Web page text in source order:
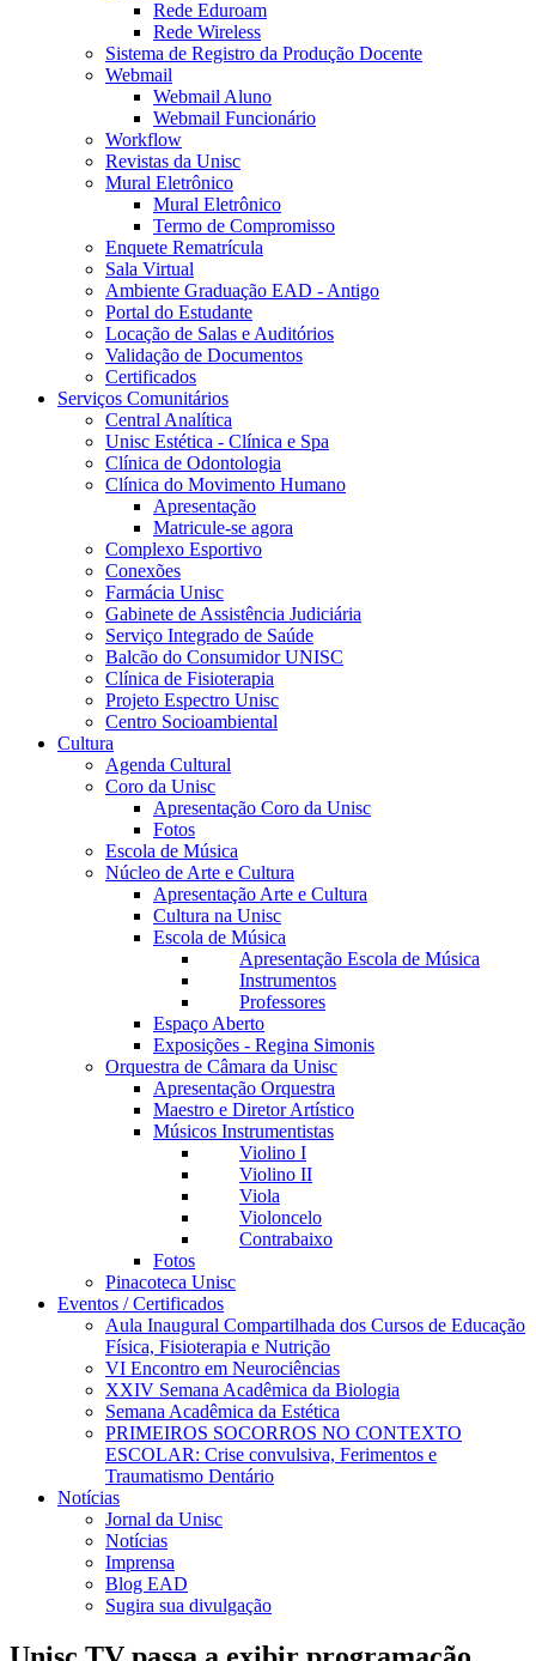
Rede Eduroam
Rede Wireless
Sistema de Registro da Produção Docente
Webmail
Webmail Aluno
Webmail Funcionário
Workflow
Revistas da Unisc
Mural Eletrônico
Mural Eletrônico
Termo de Compromisso
Enquete Rematrícula
Sala Virtual
Ambiente Graduação EAD - Antigo
Portal do Estudante
Locação de Salas e Auditórios
Validação de Documentos
Certificados
Serviços Comunitários
Central Analítica
Unisc Estética - Clínica e Spa
Clínica de Odontologia
Clínica do Movimento Humano
Apresentação
Matricule-se agora
Complexo Esportivo
Conexões
Farmácia Unisc
Gabinete de Assistência Judiciária
Serviço Integrado de Saúde
Balcão do Consumidor UNISC
Clínica de Fisioterapia
Projeto Espectro Unisc
Centro Socioambiental
Cultura
Agenda Cultural
Coro da Unisc
Apresentação Coro da Unisc
Fotos
Escola de Música
Núcleo de Arte e Cultura
Apresentação Arte e Cultura
Cultura na Unisc
Escola de Música
Apresentação Escola de Música
Instrumentos
Professores
Espaço Aberto
Exposições - Regina Simonis
Orquestra de Câmara da Unisc
Apresentação Orquestra
Maestro e Diretor Artístico
Músicos Instrumentistas
Violino I
Violino II
Viola
Violoncelo
Contrabaixo
Fotos
Pinacoteca Unisc
Eventos / Certificados
Aula Inaugural Compartilhada dos Cursos de Educação
Física, Fisioterapia e Nutrição
VI Encontro em Neurociências
XXIV Semana Acadêmica da Biologia
Semana Acadêmica da Estética
PRIMEIROS SOCORROS NO CONTEXTO
ESCOLAR: Crise convulsiva, Ferimentos e
Traumatismo Dentário
Notícias
Jornal da Unisc
Notícias
Imprensa
Blog EAD
Sugira sua divulgação